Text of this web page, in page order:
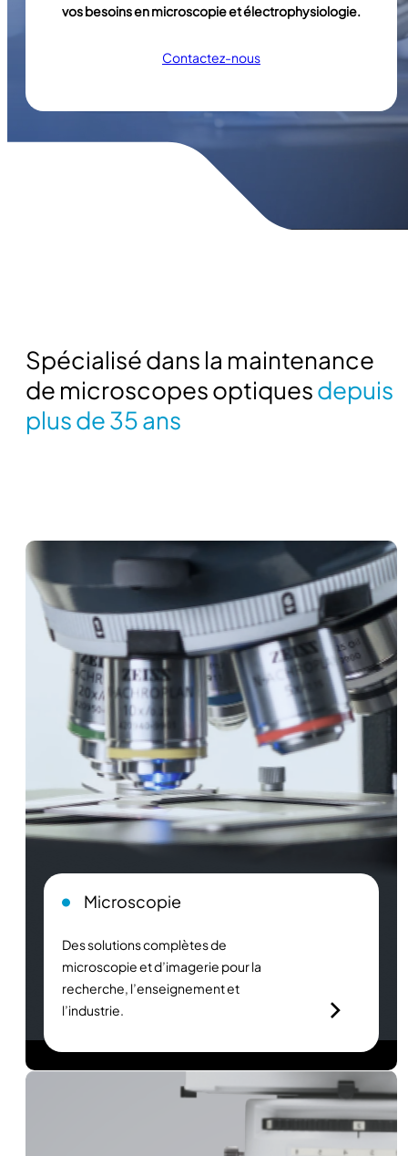
vos besoins en microscopie et électrophysiologie.
Contactez-nous
Spécialisé dans la maintenance
de microscopes optiquesdepuis
plus de 35 ans
Microscopie
Des solutions complètes de
microscopie et d’imagerie pour la
recherche, l’enseignement et
l’industrie.